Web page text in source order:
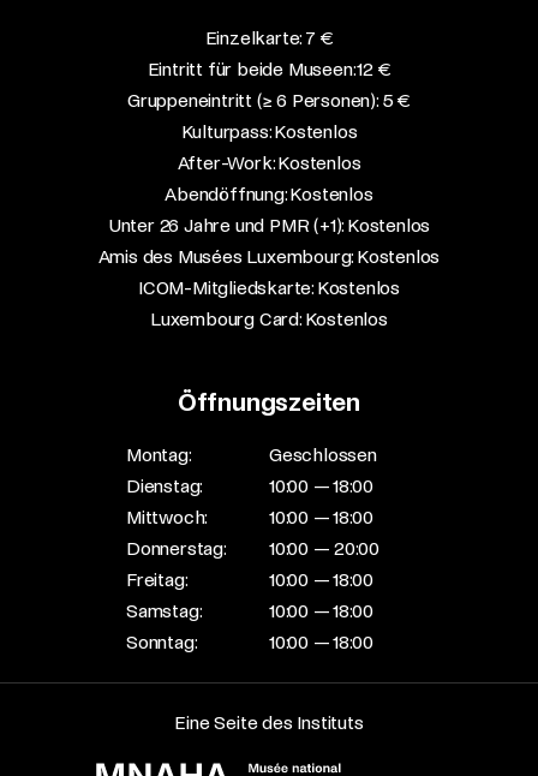
Einzelkarte: 7 €​
Eintritt für beide Museen: 12 €​
Gruppeneintritt (≥ 6 Personen): 5 €​
Kulturpass: Kostenlos​
After-Work: Kostenlos​
Abendöffnung: Kostenlos​
Unter 26 Jahre und PMR (+1): Kostenlos​
Amis des Musées Luxembourg: Kostenlos​
ICOM-Mitgliedskarte: Kostenlos​
Luxembourg Card: Kostenlos
Öffnungszeiten
Montag:
Geschlossen
Dienstag:
10:00 — 18:00
Mittwoch:
10:00 — 18:00
Donnerstag:
10:00 — 20:00
Freitag:
10:00 — 18:00
Samstag:
10:00 — 18:00
Sonntag:
10:00 — 18:00
Eine Seite des Instituts